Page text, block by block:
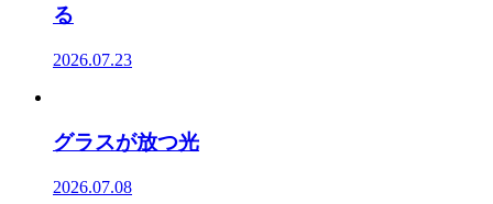
る
2026.07.23
グラスが放つ光
2026.07.08